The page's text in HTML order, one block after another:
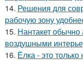
14. Решения для
рабочую зону
15. Нантакет обычно
воздушными
16. Ёлка - это только